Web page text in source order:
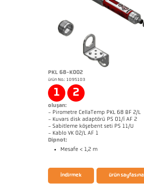
PKL 68-K002
ürün No.: 1095103
1 2
oluşan:
- Pirometre CellaTemp PKL 68 BF 2/L
- Kuvars disk adaptörü PS 01/I AF 2
- Sabitleme köşebent seti PS 11/U
- Kablo VK 02/L AF 1
Dipnot:
Mesafe < 1,2 m
broşür CellaTemp PK PKF PKL
İndirmek ürün sayfasına